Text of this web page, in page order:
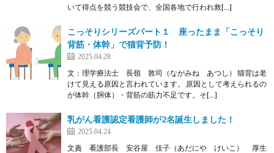
いて得点を競う競技会で、全国各地で行われ救[…]
こっそりシリーズパート１ 座ったまま「こっそり
背筋・体幹」で猫背予防！
2025.04.28
文：理学療法士 長嶺 敦司（ながみね あつし） 猫背は老
けて見える原因と言われています。 原因として考えられるの
が体幹（胴体）・背筋の筋力不足です。そ[…]
乳がん看護認定看護師が2名誕生しました！
2025.04.24
文責 看護部長 安谷屋 佳子（あだにや けいこ） 厚生